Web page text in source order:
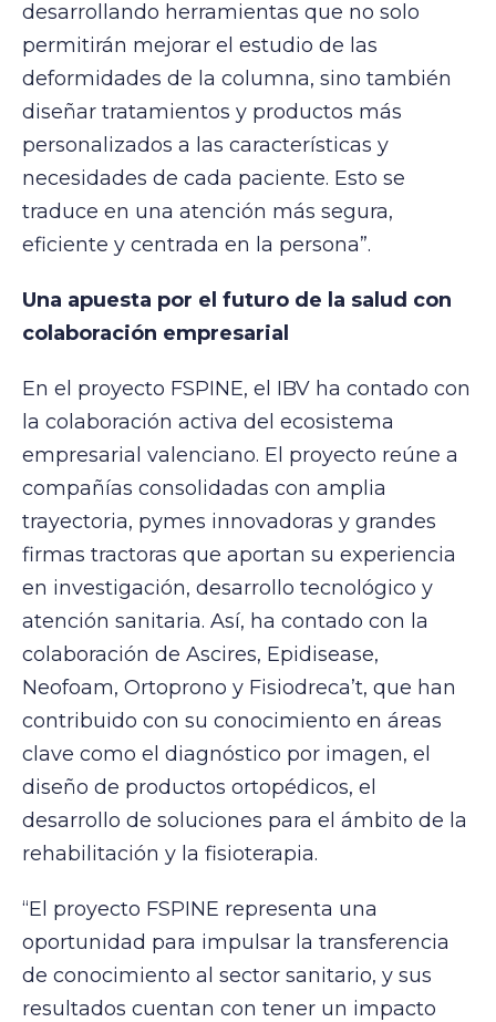
desarrollando herramientas que no solo
permitirán mejorar el estudio de las
deformidades de la columna, sino también
diseñar tratamientos y productos más
personalizados a las características y
necesidades de cada paciente. Esto se
traduce en una atención más segura,
eficiente y centrada en la persona”.
Una apuesta por el futuro de la salud con
colaboración empresarial
En el proyecto FSPINE, el IBV ha contado con
la colaboración activa del ecosistema
empresarial valenciano. El proyecto reúne a
compañías consolidadas con amplia
trayectoria, pymes innovadoras y grandes
firmas tractoras que aportan su experiencia
en investigación, desarrollo tecnológico y
atención sanitaria. Así, ha contado con la
colaboración de Ascires, Epidisease,
Neofoam, Ortoprono y Fisiodreca’t, que han
contribuido con su conocimiento en áreas
clave como el diagnóstico por imagen, el
diseño de productos ortopédicos, el
desarrollo de soluciones para el ámbito de la
rehabilitación y la fisioterapia.
“El proyecto FSPINE representa una
oportunidad para impulsar la transferencia
de conocimiento al sector sanitario, y sus
resultados cuentan con tener un impacto